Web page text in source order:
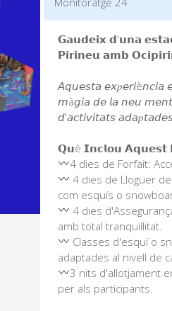
𝗚𝗮𝘂𝗱𝗲𝗶𝘅 𝗱'𝘂𝗻𝗮
𝗣𝗶𝗿𝗶𝗻𝗲𝘂 𝗮𝗺𝗯
𝘈𝘲𝘶𝘦𝘴𝘵𝘢 𝘦𝘹𝑝𝘦𝘳𝘪è𝘯𝘤𝘪𝘢
𝘮à𝘨𝘪𝘢 𝘥𝘦 𝘭𝘢 𝘯𝘦𝘶
𝘥'𝘢𝘤𝘵𝘪𝘷𝘪𝘵𝘢𝘵𝘴
𝗤𝘂è 𝗜𝗻𝗰𝗹𝗼𝘂 𝗔𝗾𝘂𝗲𝘀𝘁
4 dies de Forfait:
4 dies de Lloguer
com esquís o
4 dies
amb total tranquil·litat.⁣
Classes d'esquí o
adaptades al nivell de
3 nits d'allotjament
per als participants.⁣